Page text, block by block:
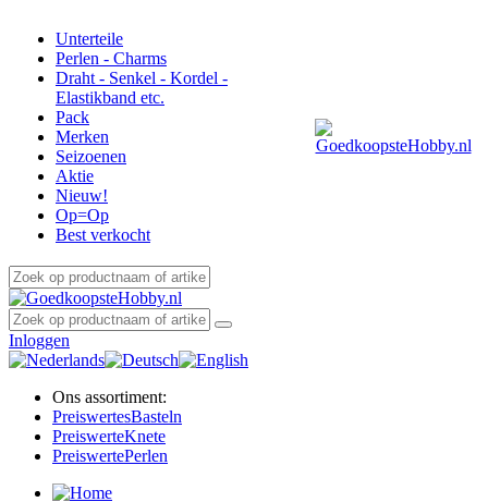
Unterteile
Perlen - Charms
Draht - Senkel - Kordel -
Elastikband etc.
Pack
Merken
Seizoenen
Aktie
Nieuw!
Op=Op
Best verkocht
Inloggen
Ons assortiment:
PreiswertesBasteln
PreiswerteKnete
PreiswertePerlen